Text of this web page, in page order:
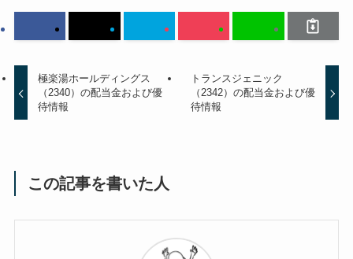
極楽湯ホールディングス
（2340）の配当金および優
待情報
トランスジェニック
（2342）の配当金および優
待情報
この記事を書いた人